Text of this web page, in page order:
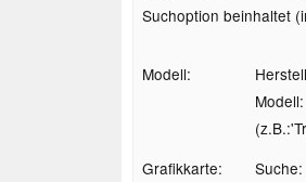
Suchoption beinhaltet
Modell:
Modell:
Grafikkarte:
Suche: